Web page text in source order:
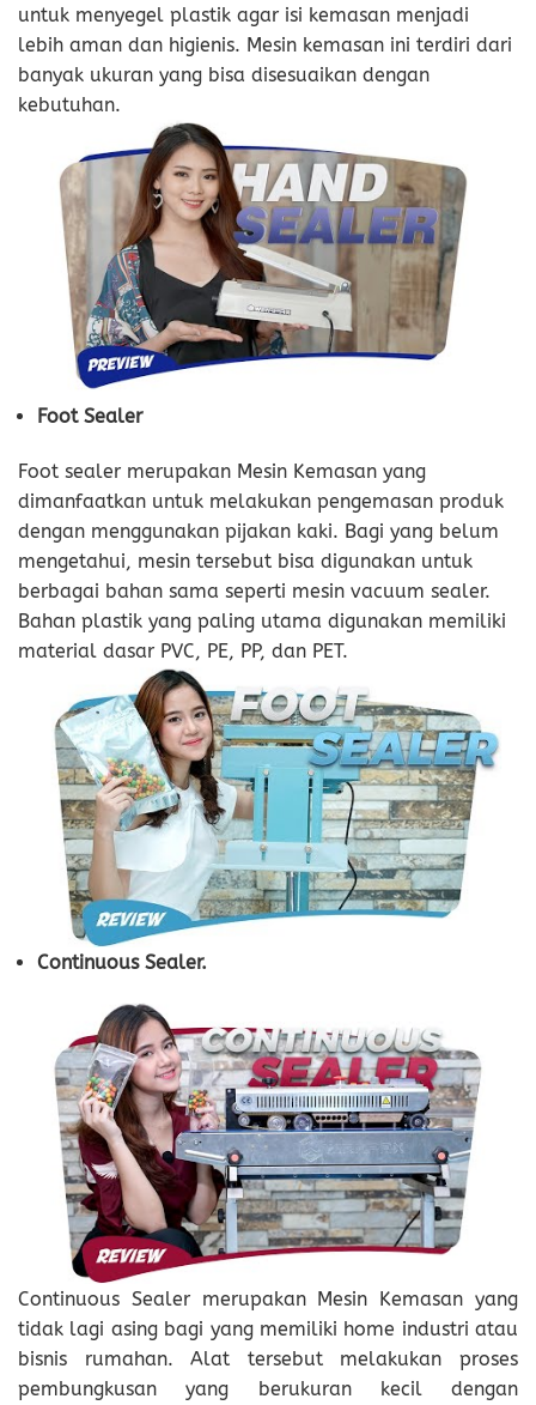
untuk menyegel plastik agar isi kemasan menjadi
lebih aman dan higienis. Mesin kemasan ini terdiri dari
banyak ukuran yang bisa disesuaikan dengan
kebutuhan.
Foot Sealer
Foot sealer merupakan Mesin Kemasan yang
dimanfaatkan untuk melakukan pengemasan produk
dengan menggunakan pijakan kaki. Bagi yang belum
mengetahui, mesin tersebut bisa digunakan untuk
berbagai bahan sama seperti mesin vacuum sealer.
Bahan plastik yang paling utama digunakan memiliki
material dasar PVC, PE, PP, dan PET.
Continuous Sealer.
Continuous Sealer merupakan Mesin Kemasan yang
tidak lagi asing bagi yang memiliki home industri atau
bisnis rumahan. Alat tersebut melakukan proses
pembungkusan yang berukuran kecil dengan